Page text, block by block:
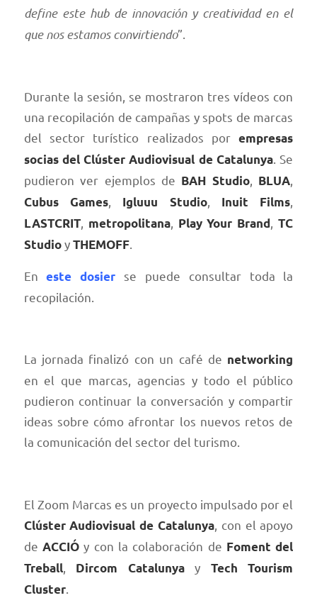
define este hub de innovación y creatividad en el
que nos estamos convirtiendo”.
Durante la sesión, se mostraron tres vídeos con
una recopilación de campañas y spots de marcas
del sector turístico realizados porempresas
socias del Clúster Audiovisual de Catalunya. Se
pudieron ver ejemplos de BAH Studio, BLUA,
Cubus Games, Igluuu Studio, Inuit Films,
LASTCRIT, metropolitana, Play Your Brand,TC
StudioyTHEMOFF.
Eneste dosier se puede consultar toda la
recopilación.
La jornada finalizó con un café de networking
en el que marcas, agencias y todo el público
pudieron continuar la conversación y compartir
ideas sobre cómo afrontar los nuevos retos de
la comunicación del sector del turismo.
El Zoom Marcas es un proyecto impulsado por el
Clúster Audiovisual de Catalunya , con el apoyo
de ACCIÓy con la colaboración de Foment del
Treball, Dircom Catalunyay Tech Tourism
Cluster.